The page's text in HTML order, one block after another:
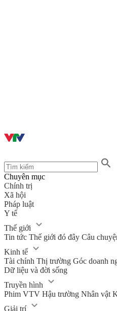
Chuyên mục
Chính trị
Xã hội
Pháp luật
Y tế
Thế giới
Tin tức Thế giới đó đây Câu
Kinh tế
Tài chính Thị trường Góc doanh
Dữ liệu và đời sống
Truyền hình
Phim VTV Hậu trường Nhân vật
Giải trí